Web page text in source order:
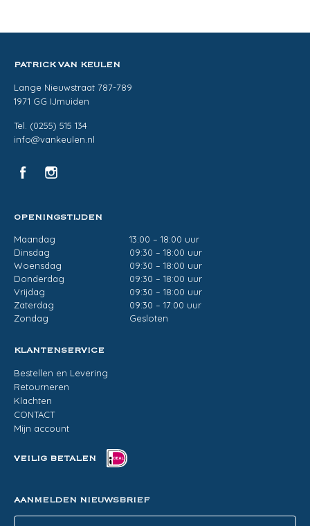
PATRICK VAN KEULEN
Lange Nieuwstraat 787-789
1971 GG IJmuiden
Tel. (0255) 515 134
info@vankeulen.nl
OPENINGSTIJDEN
Maandag
13:00 – 18:00 uur
Dinsdag
09:30 – 18:00 uur
Woensdag
09:30 – 18:00 uur
Donderdag
09:30 – 18:00 uur
Vrijdag
09:30 – 18:00 uur
Zaterdag
09:30 – 17:00 uur
Zondag
Gesloten
KLANTENSERVICE
Bestellen en Levering
Retourneren
Klachten
CONTACT
Mijn account
VEILIG BETALEN
AANMELDEN NIEUWSBRIEF